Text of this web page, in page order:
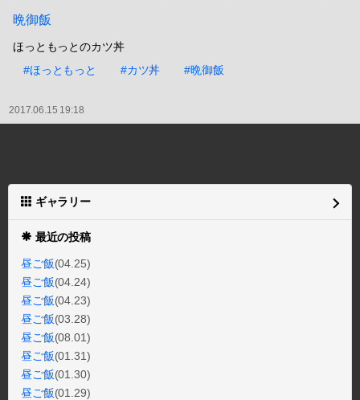
晩御飯
ほっともっとのカツ丼
#ほっともっと
#カツ丼 #晩御飯
2017.06.15 19:18
ギャラリー
最近の投稿
昼ご飯(04.25)
昼ご飯(04.24)
昼ご飯(04.23)
昼ご飯(03.28)
昼ご飯(08.01)
昼ご飯(01.31)
昼ご飯(01.30)
昼ご飯(01.29)